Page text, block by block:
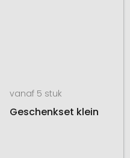
vanaf 5 stuk
Geschenkset klein